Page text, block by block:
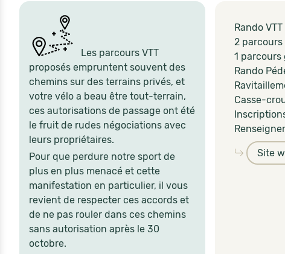
Les parcours VTT
proposés empruntent souvent des
chemins sur des terrains privés, et
votre vélo a beau être tout-terrain,
ces autorisations de passage ont été
le fruit de rudes négociations avec
leurs propriétaires.
Pour que perdure notre sport de
plus en plus menacé et cette
manifestation en particulier, il vous
revient de respecter ces accords et
de ne pas rouler dans ces chemins
sans autorisation après le 30
octobre.
Rando VTT
2
1
Rando
Casse-
Site